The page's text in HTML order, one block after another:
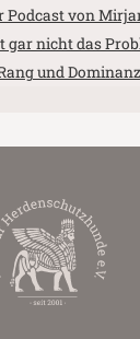
Podcast von
gar nicht das
und Dominanz